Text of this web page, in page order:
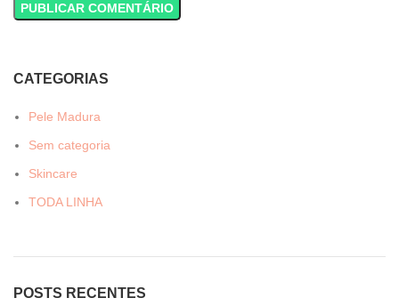
CATEGORIAS
Pele Madura
Sem categoria
Skincare
TODA LINHA
POSTS RECENTES